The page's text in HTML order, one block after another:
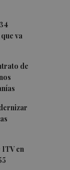
va
de
ITV en